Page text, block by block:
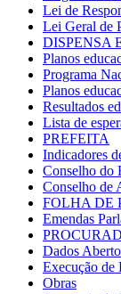
Lei de
Lei Geral de
DISPENSA
Planos
Programa
Planos
Resultados
Lista de
PREFEITA
Indicadores
Conselho do
Conselho de
FOLHA DE
Emendas
Dados
Execução de
Obras